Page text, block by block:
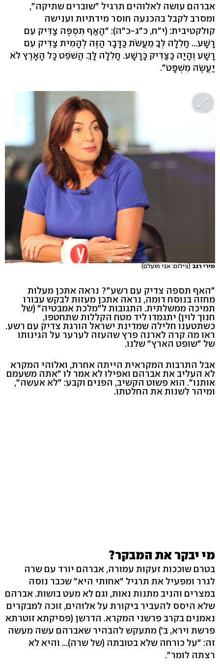
אברהם עושה לאלוהים תרגיל "שוברים שתיקה",
ומסרב לקבל בהכנעה חוסר מידתיות וענישה
קולקטיבית: (י"ח, כ"ג-כ"ה): "הַאַף תִּסְפֶּה צַדִּיק עִם
רָשָׁע... חָלִלָה לְּךָ מֵעֲשֹׂת כַּדָּבָר הַזֶּה לְהָמִית צַדִּיק עִם
רָשָׁע וְהָיָה כַצַּדִּיק כָּרָשָׁע. חָלִלָה לָּךְ. הֲשֹׁפֵט כָּל הָאָרֶץ לֹא
יַעֲשֶׂה מִשְׁפָּט".
מירי רגב(צילום: אבי מועלם)
"האף תספה צדיק עם רשע"? נראה אתכן מעלות
מחזה בנוסח דומה, נראה אתכן מעזות לבקש עבורו
תמיכה ממשלתית. התגובות ל"מלכת אמבטיה" (של
חנוך לוין) יתגמדו ליד מטח הקללות שתחטפו,
כשתטענו חלילה שמדינת ישראל הורגת צדיק עם רשע.
ראו מה קרה לארנה פרץ שהעזה לערער על הגינותו
של "שופט הארץ" שלנו.
אבל התרבות המקראית הייתה אחרת, ואלוהי המקרא
לא העליב את אברהם ואפילו לא אמר לו "אתה משעמם
אותנו". הוא פשוט הקשיב, הפנים וקבע: "לא אעשה",
ומיהר לשנות את החלטתו.
מי יבקר את המבקר?
בטרם שוככות זעקות עמורה, אברהם יורד עם שרה
לגרר ומפעיל את תרגיל "אחותי היא" שכבר נוסה
במצרים והניב מתנות נאות, וגם לא מעט בושות. אברהם
שלא היסס להעביר ביקורת על אלוהים, זוכה למבקרים
נאמנים בקרב פרשני המקרא. הדרשן (פסיקתא זוטרתא
פרשת וירא, ב') מתעקש להבהיר שאברהם עשה מעשה
זה: "על כורחה שלא בטובתה (של שרה)... והיא לא
רצתה לומר".